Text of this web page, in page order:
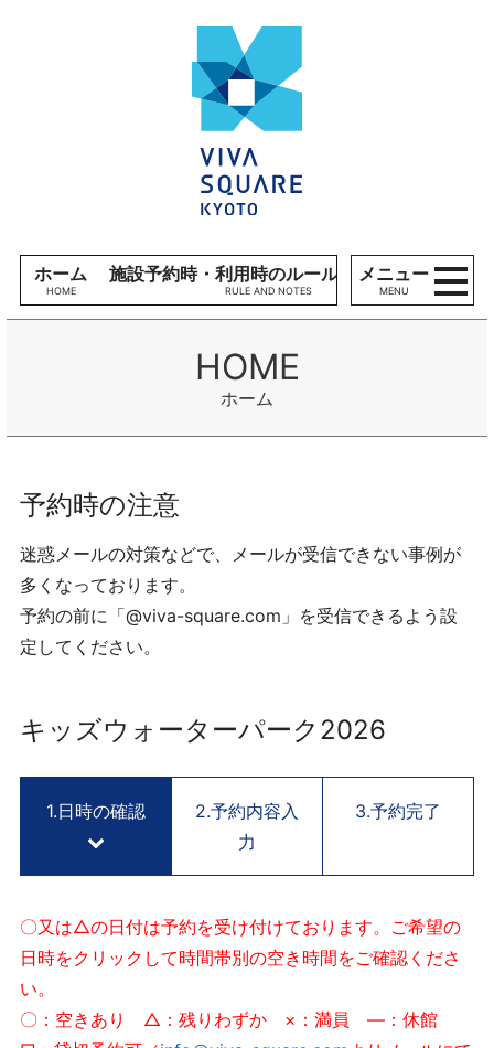
E
Y
用
予
約
サ
イ
ト
V
A
K
Y
T
O
ホーム 施設予約時・利用時のルール、留意事項
メニュー
MENU
ホーム
予約時の注意
迷惑メールの対策などで、メールが受信できない事例が
多くなっております。
予約の前に「@viva-square.com」を受信できるよう設
定してください。
キッズウォーターパーク2026
1.日時の確認
2.予約内容入
力
3.予約完了
〇又は△の日付は予約を受け付けております。ご希望の
日時をクリックして時間帯別の空き時間をご確認くださ
い。
〇：空きあり △：残りわずか ×：満員 ―：休館